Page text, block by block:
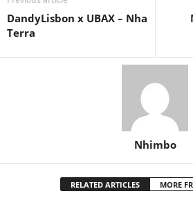
DandyLisbon x UBAX – Nha
Terra
Nhimbo
RELATED ARTICLES MORE